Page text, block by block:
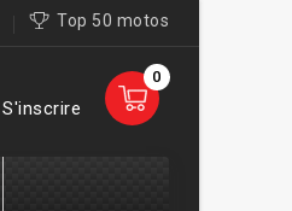
Top 50 motos
0